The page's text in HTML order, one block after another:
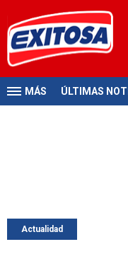
MÁS ÚLTIMAS
Actualidad